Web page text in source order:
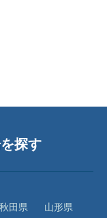
探す
秋田県
山形県